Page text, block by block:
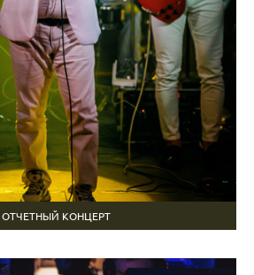
ОТЧЕТНЫЙ КОНЦЕРТ